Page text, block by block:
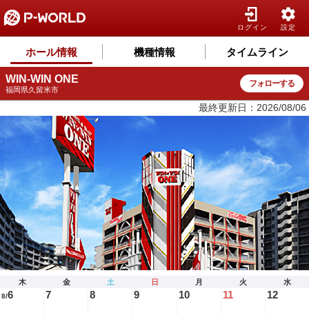
ログイン 設定
ホール情報 機種情報 タイムライン
WIN-WIN ONE
福岡県久留米市
フォローする
最終更新日：2026/08/06
木 金 土 日 月 火 水
8/6 7 8 9 10 11 12